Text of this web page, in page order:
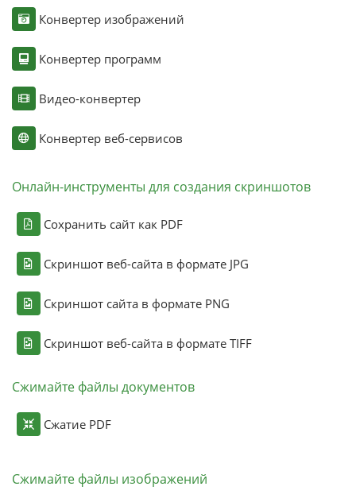
Конвертер изображений
Конвертер программ
Видео-конвертер
Конвертер веб-сервисов
Онлайн-инструменты для создания скриншотов
Сохранить сайт как PDF
Скриншот веб-сайта в формате JPG
Скриншот сайта в формате PNG
Скриншот веб-сайта в формате TIFF
Сжимайте файлы документов
Сжатие PDF
Сжимайте файлы изображений